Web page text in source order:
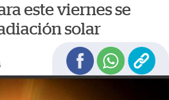
este viernes se
solar